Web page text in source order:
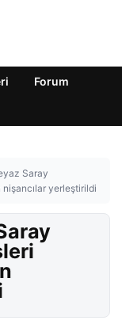
Forum
Saray
yerleştirildi